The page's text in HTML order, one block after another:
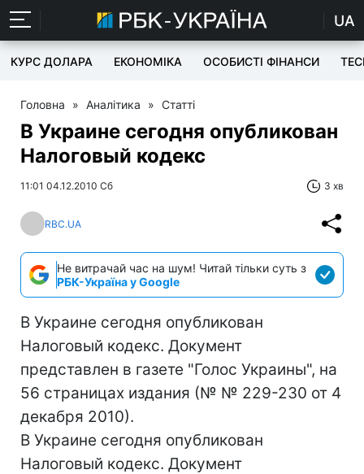
UA
КУРС ДОЛАРА ЕКОНОМІКА ОСОБИСТІ ФІНАНСИ
Головна » Аналітика » Статті
В Украине сегодня опубликован
Налоговый кодекс
11:01 04.12.2010 Сб 3 хв
RBC.UA
Не витрачай час на шум! Читай тільки суть з
РБК-Україна у Google
В Украине сегодня опубликован
Налоговый кодекс. Документ
представлен в газете "Голос Украины", на
56 страницах издания (№ № 229-230 от 4
декабря 2010).
В Украине сегодня опубликован
Налоговый кодекс. Документ